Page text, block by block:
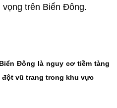
trên Biển Đông.
Đông là nguy cơ tiềm tàng
vũ trang trong khu vực